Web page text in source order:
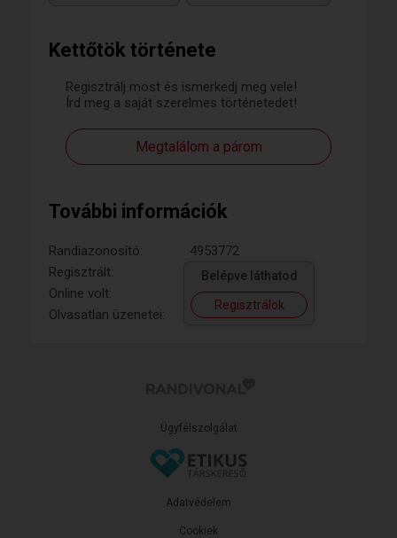
Kettőtök története
Regisztrálj most és ismerkedj meg vele!
Írd meg a saját szerelmes történetedet!
Megtalálom a párom
További információk
Randiazonosító:
4953772
Regisztrált:
Online volt:
Olvasatlan üzenetei:
Belépve láthatod
Regisztrálok
Ügyfélszolgálat
Adatvédelem
Cookiek